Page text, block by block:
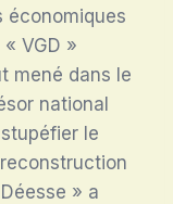
économiques
VGD »
mené dans le
national
le
» a